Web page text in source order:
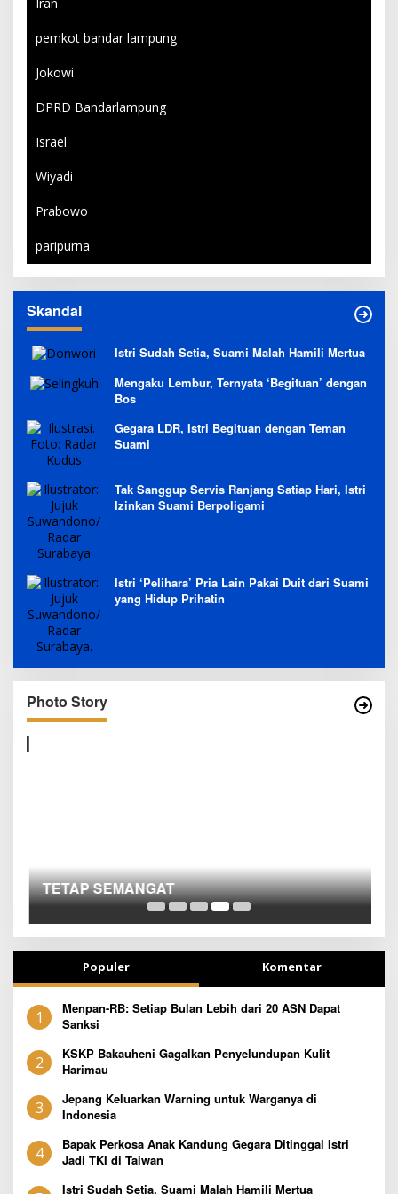
pemkot bandar lampung
Jokowi
DPRD Bandarlampung
Israel
Wiyadi
Prabowo
paripurna
Skandal
Istri Sudah Setia, Suami Malah Hamili Mertua
Mengaku Lembur, Ternyata ‘Begituan’ dengan
Bos
Gegara LDR, Istri Begituan dengan Teman
Suami
Tak Sanggup Servis Ranjang Satiap Hari, Istri
Izinkan Suami Berpoligami
Istri ‘Pelihara’ Pria Lain Pakai Duit dari Suami
yang Hidup Prihatin
Photo Story
TETAP SEMANGAT
Populer Komentar
1
Menpan-RB: Setiap Bulan Lebih dari 20 ASN Dapat
Sanksi
2
KSKP Bakauheni Gagalkan Penyelundupan Kulit
Harimau
3
Jepang Keluarkan Warning untuk Warganya di
Indonesia
4
Bapak Perkosa Anak Kandung Gegara Ditinggal Istri
Jadi TKI di Taiwan
Istri Sudah Setia, Suami Malah Hamili Mertua